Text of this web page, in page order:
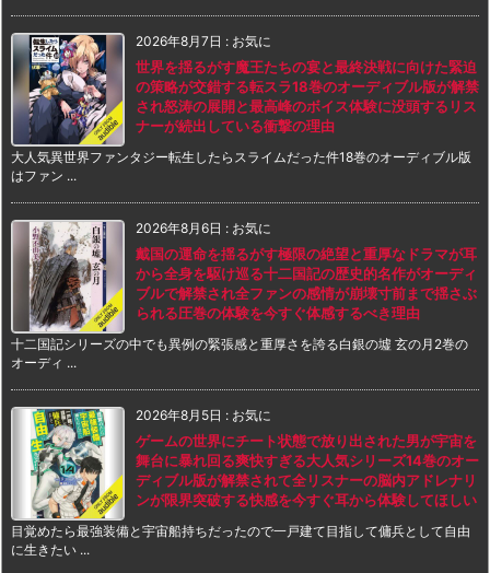
2026年8月7日 : お気に
世界を揺るがす魔王たちの宴と最終決戦に向けた緊迫
の策略が交錯する転スラ18巻のオーディブル版が解禁
され怒涛の展開と最高峰のボイス体験に没頭するリス
ナーが続出している衝撃の理由
大人気異世界ファンタジー転生したらスライムだった件18巻のオーディブル版
はファン ...
2026年8月6日 : お気に
戴国の運命を揺るがす極限の絶望と重厚なドラマが耳
から全身を駆け巡る十二国記の歴史的名作がオーディ
ブルで解禁され全ファンの感情が崩壊寸前まで揺さぶ
られる圧巻の体験を今すぐ体感するべき理由
十二国記シリーズの中でも異例の緊張感と重厚さを誇る白銀の墟 玄の月2巻の
オーディ ...
2026年8月5日 : お気に
ゲームの世界にチート状態で放り出された男が宇宙を
舞台に暴れ回る爽快すぎる大人気シリーズ14巻のオー
ディブル版が解禁されて全リスナーの脳内アドレナリ
ンが限界突破する快感を今すぐ耳から体験してほしい
目覚めたら最強装備と宇宙船持ちだったので一戸建て目指して傭兵として自由
に生きたい ...